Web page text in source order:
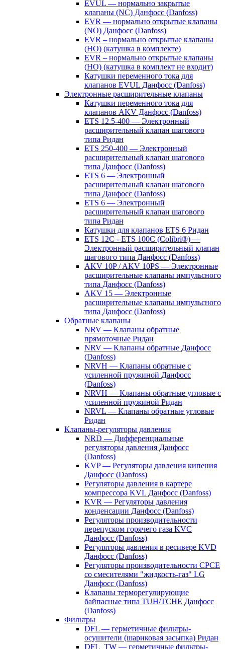
EVUL — нормально закрытые
клапаны (NC) Данфосс (Danfoss)
EVR — нормально открытые клапаны
(NO) Данфосс (Danfoss)
EVR – нормально открытые клапаны
(НО) (катушка в комплекте)
EVR – нормально открытые клапаны
(НО) (катушка в комплект не входит)
Катушки переменного тока для
клапанов EVUL Данфосс (Danfoss)
Электронные расширительные клапаны
Катушки переменного тока для
клапанов AKV Данфосс (Danfoss)
ETS 12.5-400 — Электронный
расширительный клапан шагового
типа Ридан
ETS 250-400 — Электронный
расширительный клапан шагового
типа Данфосс (Danfoss)
ETS 6 — Электронный
расширительный клапан шагового
типа Данфосс (Danfoss)
ETS 6 — Электронный
расширительный клапан шагового
типа Ридан
Катушки для клапанов ETS 6 Ридан
ETS 12C - ETS 100C (Colibri®) —
Электронный расширительный клапан
шагового типа Данфосс (Danfoss)
AKV 10P / AKV 10PS — Электронные
расширительные клапаны импульсного
типа Данфосс (Danfoss)
AKV 15 — Электронные
расширительные клапаны импульсного
типа Данфосс (Danfoss)
Обратные клапаны
NRV — Клапаны обратные
прямоточные Ридан
NRV — Клапаны обратные Данфосс
(Danfoss)
NRVH — Клапаны обратные с
усиленной пружиной Данфосс
(Danfoss)
NRVH — Клапаны обратные угловые с
усиленной пружиной Ридан
NRVL — Клапаны обратные угловые
Ридан
Клапаны-регуляторы давления
NRD — Дифференциальные
регуляторы давления Данфосс
(Danfoss)
KVP — Регуляторы давления кипения
Данфосс (Danfoss)
Регуляторы давления в картере
компрессора KVL Данфосс (Danfoss)
KVR — Регуляторы давления
конденсации Данфосс (Danfoss)
Регуляторы производительности
перепуском горячего газа KVC
Данфосс (Danfoss)
Регуляторы давления в ресивере KVD
Данфосс (Danfoss)
Регуляторы производительности CPCE
со смесителями "жидкость-газ" LG
Данфосс (Danfoss)
Клапаны терморегулирующие
байпасные типа TUH/TCHE Данфосс
(Danfoss)
Фильтры
DFL — герметичные фильтры-
осушители (шариковая засыпка) Ридан
DFL_TW — герметичные фильтры-